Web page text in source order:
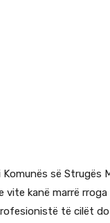
Komunës së
kanë marrë
të cilët